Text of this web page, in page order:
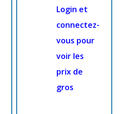
Login et
connectez-
vous pour
voir les
prix de
gros